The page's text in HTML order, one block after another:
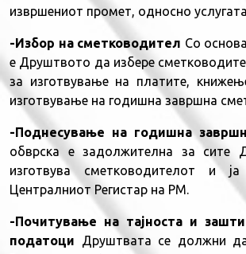
извршениот промет, односно
-Избор на сметководител Со
е Друштвото да избере
за изготвување на платите,
изготвување на годишна завршна
-Поднесување на годишна
обврска е задолжителна за сите
изготвува сметководителот и
Централниот Регистар на РМ.
-Почитување на тајноста и
податоци
Друштвата се должни